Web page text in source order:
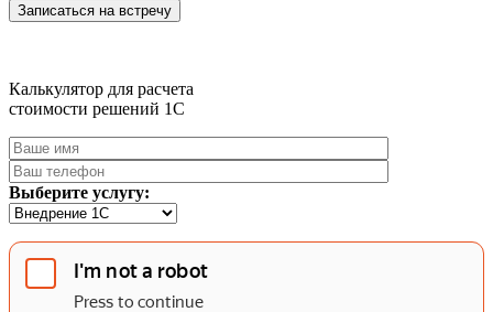
Записаться на встречу
Калькулятор для расчета
стоимости решений 1C
Выберите услугу: